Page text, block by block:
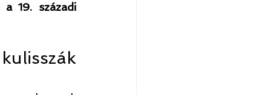
19. századi